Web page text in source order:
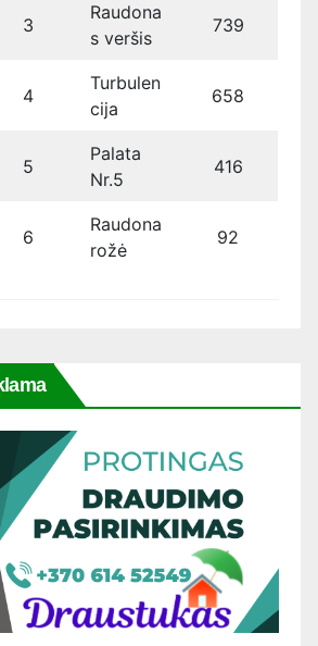
3
Raudona
s veršis
739
4
Turbulen
cija
658
5
Palata
Nr.5
416
6
Raudona
rožė
92